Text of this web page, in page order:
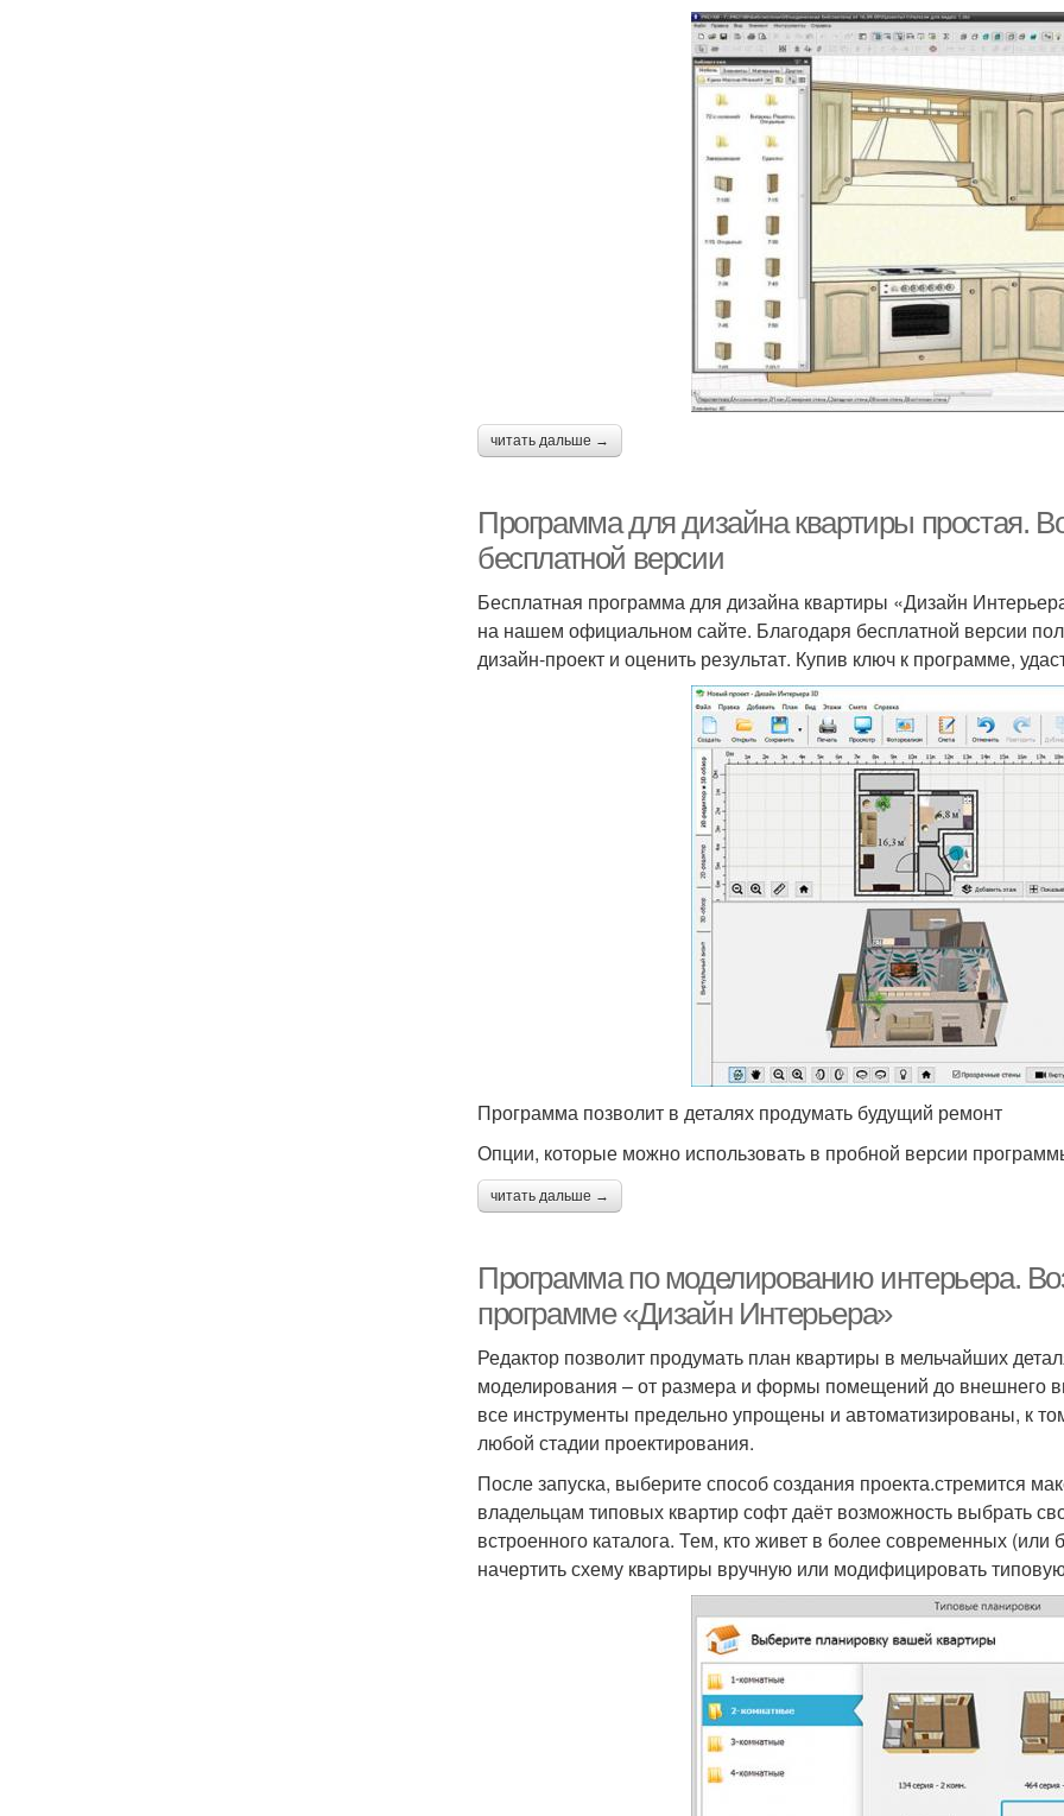
читать дальше →
Программа для дизайна квартиры простая.
бесплатной версии
Бесплатная программа для дизайна квартиры «Дизайн
на нашем официальном сайте. Благодаря бесплатной версии
дизайн-проект и оценить результат. Купив ключ к программе,
Программа позволит в деталях продумать будущий ремонт
Опции, которые можно использовать в пробной версии
читать дальше →
Программа по моделированию интерьера.
программе «Дизайн Интерьера»
Редактор позволит продумать план квартиры в мельчайших
моделирования – от размера и формы помещений до внешнего
все инструменты предельно упрощены и автоматизированы, к
любой стадии проектирования.
После запуска, выберите способ создания проекта.стремится
владельцам типовых квартир софт даёт возможность выбрать
встроенного каталога. Тем, кто живет в более современных (или
начертить схему квартиры вручную или модифицировать